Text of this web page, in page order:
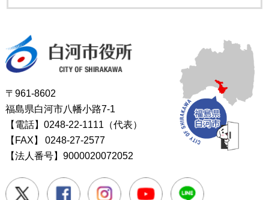
〒961-8602
福島県白河市八幡小路7-1
【電話】0248-22-1111（代表）
【FAX】
0248-27-2577
【法人番号】9000020072052
Twitter FacebookInstagramYoutube